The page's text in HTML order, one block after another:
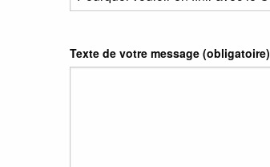
Texte de votre message (obligatoire)